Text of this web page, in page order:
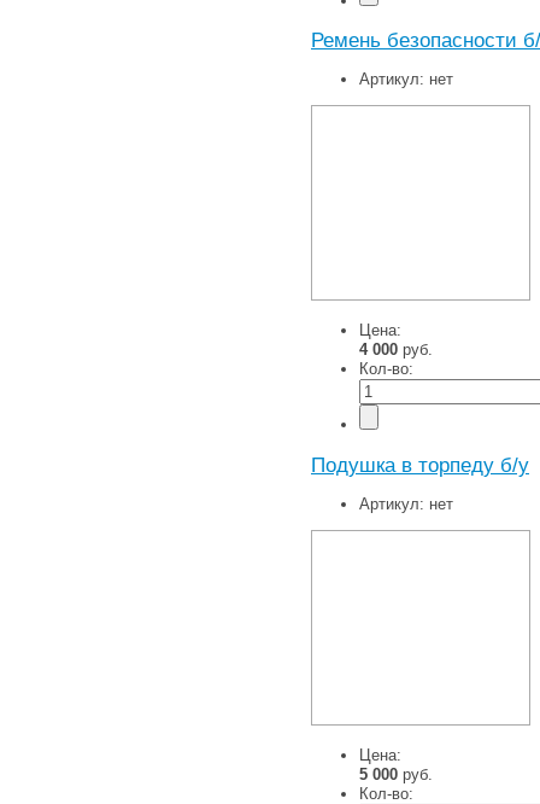
Ремень безопасности
Артикул: нет
Цена:
4 000 руб.
Кол-во:
Подушка в торпеду б/у
Артикул: нет
Цена:
5 000 руб.
Кол-во: